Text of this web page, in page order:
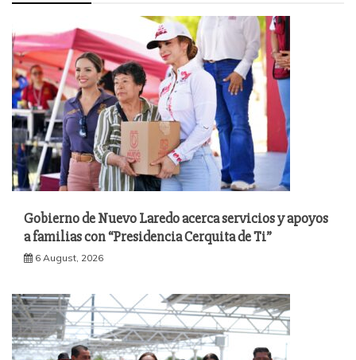
Gobierno de Nuevo Laredo acerca servicios y apoyos
a familias con “Presidencia Cerquita de Ti”
6 August, 2026